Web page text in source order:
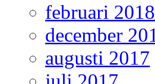
februari 2018
december
augusti 2017